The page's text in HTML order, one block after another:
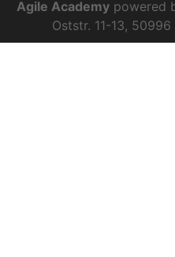
Agile Academy powered
Oststr. 11-13,